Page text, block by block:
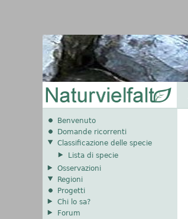
Benvenuto
Domande ricorrenti
Classificazione delle specie
Lista di specie
Osservazioni
Regioni
Progetti
Chi lo sa?
Forum